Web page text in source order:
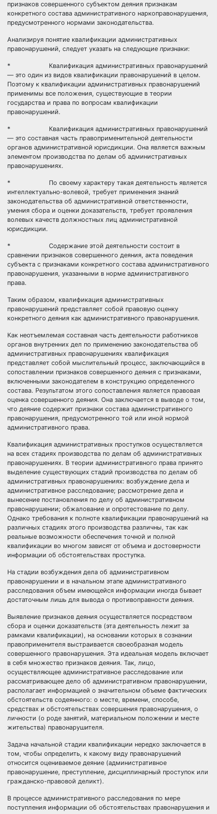
признаков совершенного субъектом деяния признакам
конкретного состава административного наркоправонарушения,
предусмотренного нормами законодательства.
Анализируя понятие квалификации административных
правонарушений, следует указать на следующие признаки:
* Квалификация административных правонарушений
— это один из видов квалификации правонарушений в целом.
Поэтому к квалификации административных правонарушений
применимы все положения, существующие в теории
государства и права по вопросам квалификации
правонарушений.
* Квалификация административных правонарушений
— это составная часть правоприменительной деятельности
органов административной юрисдикции. Она является важным
элементом производства по делам об административных
правонарушениях.
* По своему характеру такая деятельность является
интеллектуально-волевой, требует применения знаний
законодательства об административной ответственности,
умения сбора и оценки доказательств, требует проявления
волевых качеств должностных лиц административной
юрисдикции.
* Содержание этой деятельности состоит в
сравнении признаков совершенного деяния, акта поведения
субъекта с признаками конкретного состава административного
правонарушения, указанными в норме административного
права.
Таким образом, квалификация административных
правонарушений представляет собой правовую оценку
конкретного деяния как административного правонарушения.
Как неотъемлемая составная часть деятельности работников
органов внутренних дел по применению законодательства об
административных правонарушениях квалификация
представляет собой мыслительный процесс, заключающийся в
сопоставлении признаков совершенного деяния с признаками,
включенными законодателем в конструкцию определенного
состава. Результатом этого сопоставления является правовая
оценка совершенного деяния. Она заключается в выводе о том,
что деяние содержит признаки состава административного
правонарушения, предусмотренного той или иной нормой
административного права.
Квалификация административных проступков осуществляется
на всех стадиях производства по делам об административных
правонарушениях. В теории административного права принято
выделение существующих стадий производства по делам об
административных правонарушениях: возбуждение дела и
административное расследование; рассмотрение дела и
вынесение постановления по делу об административном
правонарушении; обжалование и опротестование по делу.
Однако требования к полноте квалификации правонарушений на
различных стадиях этого производства различны, так как
реальные возможности обеспечения точной и полной
квалификации во многом зависят от объема и достоверности
информации об обстоятельствах проступка.
На стадии возбуждения дела об административном
правонарушении и в начальном этапе административного
расследования объем имеющейся информации иногда бывает
достаточным лишь для вывода о противоправности деяния.
Выявление признаков деяния осуществляется посредством
сбора и оценки доказательств (эта деятельность лежит за
рамками квалификации), на основании которых в сознании
правоприменителя выстраивается своеобразная модель
совершенного правонарушения. Эта идеальная модель включает
в себя множество признаков деяния. Так, лицо,
осуществляющее административное расследование или
рассматривающее дело об административном правонарушении,
располагает информацией о значительном объеме фактических
обстоятельств содеянного: о месте, времени, способе,
средствах и обстоятельствах совершения правонарушения, о
личности (о роде занятий, материальном положении и месте
жительства) правонарушителя.
Задача начальной стадии квалификации нередко заключается в
том, чтобы определить, к какому виду правонарушений
относится оцениваемое деяние (административное
правонарушение, преступление, дисциплинарный проступок или
гражданско-правовой деликт).
В процессе административного расследования по мере
поступления информации об обстоятельствах правонарушения и